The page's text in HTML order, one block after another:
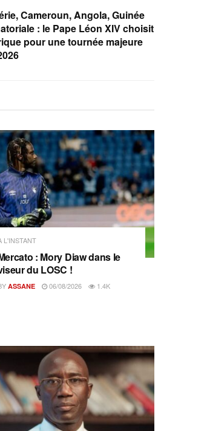
Cameroun, Angola, Guinée
: le Pape Léon XIV choisit
pour une tournée majeure
L'INSTANT
: Mory Diaw dans le
du LOSC !
ASSANE 06/08/2026 1.4K